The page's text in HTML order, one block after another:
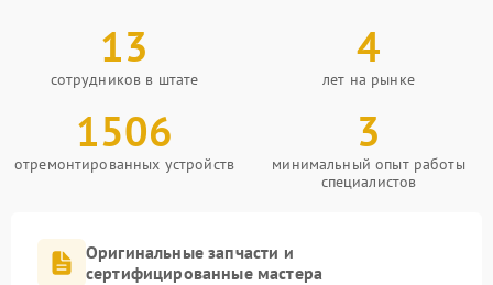
13
сотрудников в штате
4
лет на рынке
1506
отремонтированных устройств
3
минимальный опыт работы
специалистов
Оригинальные запчасти и
сертифицированные мастера